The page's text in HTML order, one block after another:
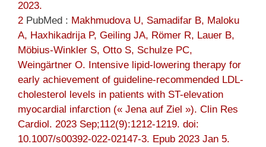
2023.
2 PubMed : Makhmudova U, Samadifar B, Maloku
A, Haxhikadrija P, Geiling JA, Römer R, Lauer B,
Möbius-Winkler S, Otto S, Schulze PC,
Weingärtner O. Intensive lipid-lowering therapy for
early achievement of guideline-recommended LDL-
cholesterol levels in patients with ST-elevation
myocardial infarction (« Jena auf Ziel »). Clin Res
Cardiol. 2023 Sep;112(9):1212-1219. doi:
10.1007/s00392-022-02147-3. Epub 2023 Jan 5.